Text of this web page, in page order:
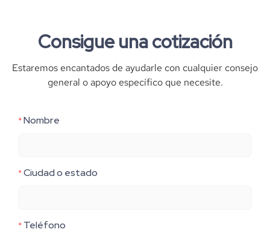
Consigue una cotización
Estaremos encantados de ayudarle con cualquier consejo
general o apoyo específico que necesite.
*Nombre
*Ciudad o estado
* Teléfono